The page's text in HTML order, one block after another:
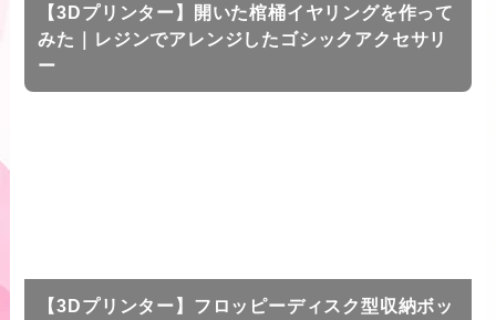
【3Dプリンター】開いた棺桶イヤリングを作って
みた｜レジンでアレンジしたゴシックアクセサリ
ー
【3Dプリンター】フロッピーディスク型収納ボッ